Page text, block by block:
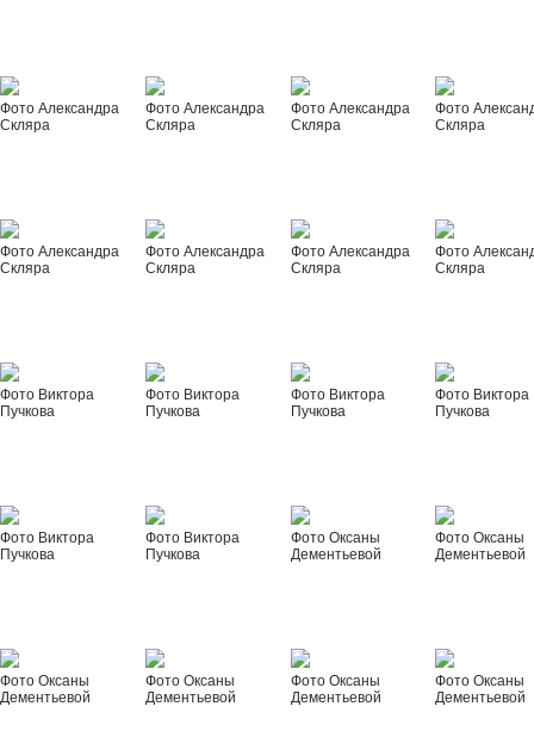
Фото Александра
Скляра
Фото Александра
Скляра
Фото Александра
Скляра
Фото
Скляра
Фото Александра
Скляра
Фото Александра
Скляра
Фото Александра
Скляра
Фото
Скляра
Фото Виктора
Пучкова
Фото Виктора
Пучкова
Фото Виктора
Пучкова
Фото Виктора
Пучкова
Фото Виктора
Пучкова
Фото Виктора
Пучкова
Фото Оксаны
Дементьевой
Фото Оксаны
Дементьевой
Фото Оксаны
Дементьевой
Фото Оксаны
Дементьевой
Фото Оксаны
Дементьевой
Фото Оксаны
Дементьевой